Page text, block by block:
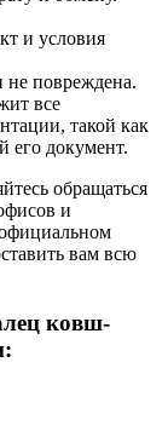
и условия
не повреждена.
все
такой как
его документ.
обращаться
и
вам всю
ковш-